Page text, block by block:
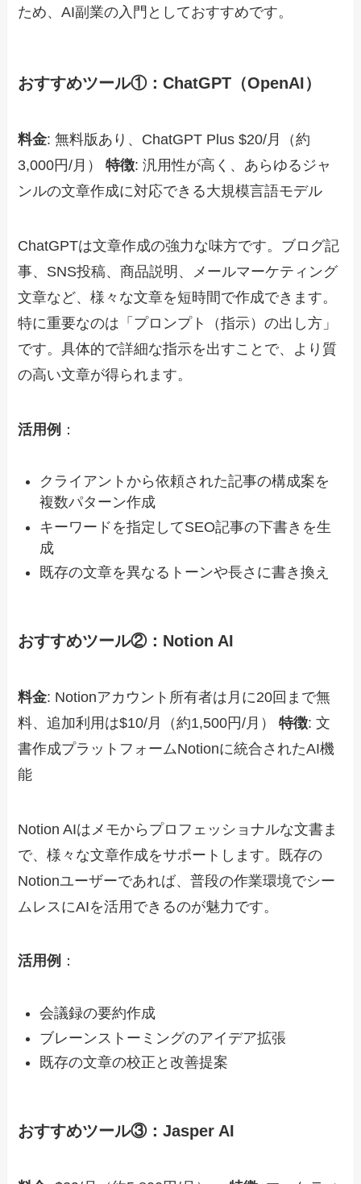
ため、AI副業の入門としておすすめです。
おすすめツール①：ChatGPT（OpenAI）
料金: 無料版あり、ChatGPT Plus $20/月（約
3,000円/月）特徴: 汎用性が高く、あらゆるジャ
ンルの文章作成に対応できる大規模言語モデル
ChatGPTは文章作成の強力な味方です。ブログ記
事、SNS投稿、商品説明、メールマーケティング
文章など、様々な文章を短時間で作成できます。
特に重要なのは「プロンプト（指示）の出し方」
です。具体的で詳細な指示を出すことで、より質
の高い文章が得られます。
活用例 ：
クライアントから依頼された記事の構成案を
複数パターン作成
キーワードを指定してSEO記事の下書きを生
成
既存の文章を異なるトーンや長さに書き換え
おすすめツール②：Notion AI
料金: Notionアカウント所有者は月に20回まで無
料、追加利用は$10/月（約1,500円/月）特徴: 文
書作成プラットフォームNotionに統合されたAI機
能
Notion AIはメモからプロフェッショナルな文書ま
で、様々な文章作成をサポートします。既存の
Notionユーザーであれば、普段の作業環境でシー
ムレスにAIを活用できるのが魅力です。
活用例 ：
会議録の要約作成
ブレーンストーミングのアイデア拡張
既存の文章の校正と改善提案
おすすめツール③：Jasper AI